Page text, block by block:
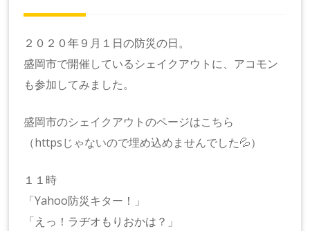
２０２０年９月１日の防災の日。
盛岡市で開催しているシェイクアウトに、アコモン
も参加してみました。
盛岡市のシェイクアウトのページはこちら
（httpsじゃないので埋め込めませんでした💦）
１１時
「Yahoo防災キター！」
「えっ！ラヂオもりおかは？」